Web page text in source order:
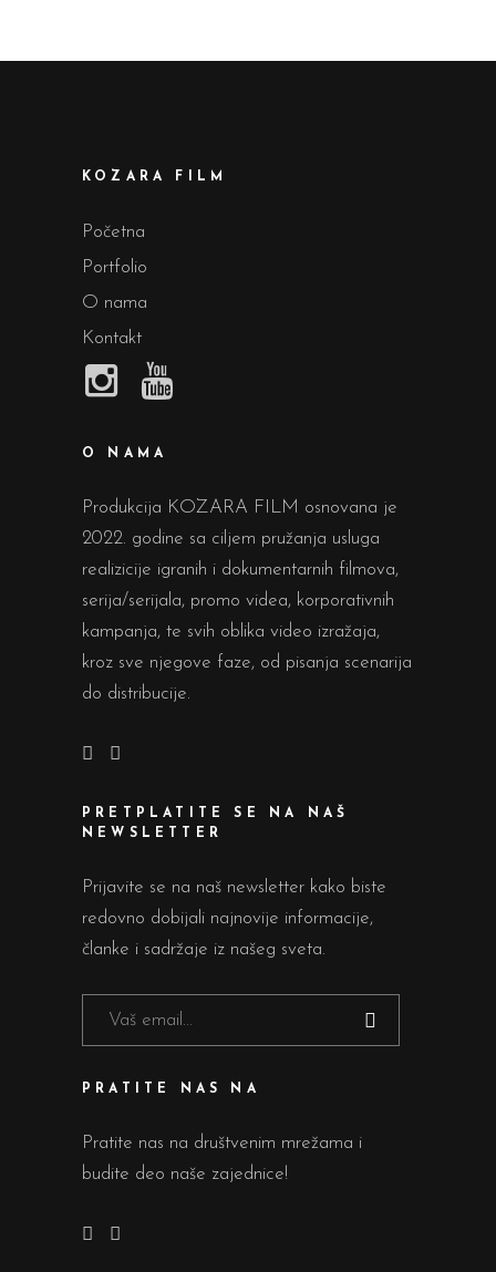
KOZARA FILM
Početna
Portfolio
O nama
Kontakt
O NAMA
Produkcija KOZARA FILM osnovana je
2022. godine sa ciljem pružanja usluga
realizicije igranih i dokumentarnih filmova,
serija/serijala, promo videa, korporativnih
kampanja, te svih oblika video izražaja,
kroz sve njegove faze, od pisanja scenarija
do distribucije.
PRETPLATITE SE NA NAŠ
NEWSLETTER
Prijavite se na naš newsletter kako biste
redovno dobijali najnovije informacije,
članke i sadržaje iz našeg sveta.
PRATITE NAS NA
Pratite nas na društvenim mrežama i
budite deo naše zajednice!